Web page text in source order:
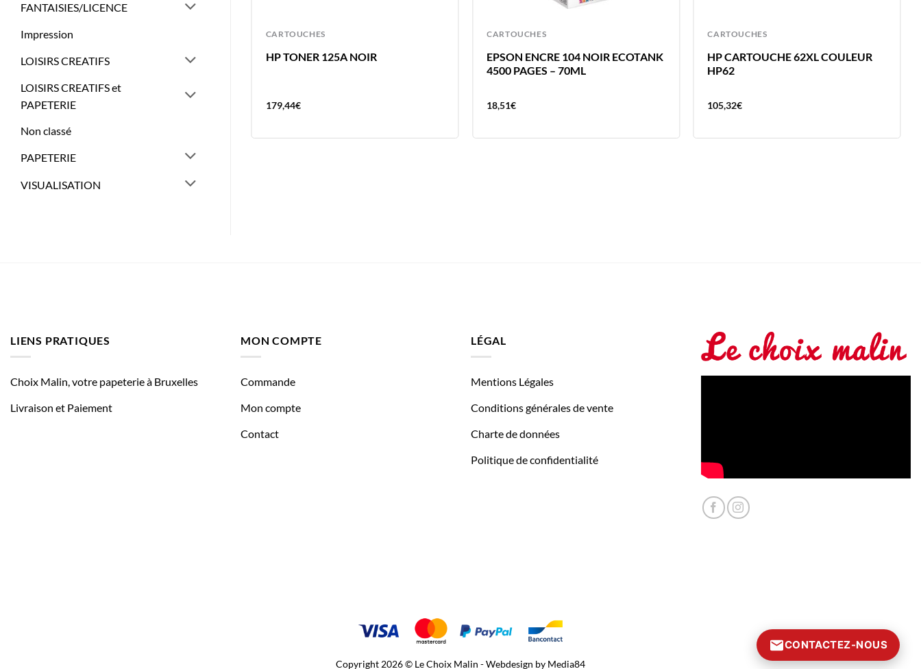
FANTAISIES/LICENCE
Impression
LOISIRS CREATIFS
LOISIRS CREATIFS et
PAPETERIE
Non classé
PAPETERIE
VISUALISATION
CARTOUCHES
HP TONER 125A NOIR
179,44€
CARTOUCHES
EPSON ENCRE 104 NOIR ECOTANK
4500 PAGES – 70ML
18,51€
CARTOUCHES
HP CARTOUCHE 62XL COULEUR
HP62
105,32€
CARTOUCHES
HP CARTOUCHE HP 305XL NOIR
44,83€
LIENS PRATIQUES
Choix Malin, votre papeterie à Bruxelles
Livraison et Paiement
MON COMPTE
Commande
Mon compte
Contact
LÉGAL
Mentions Légales
Conditions générales de vente
Charte de données
Politique de confidentialité
Copyright 2026 © Le Choix Malin - Webdesign by Media84
CONTACTEZ-NOUS